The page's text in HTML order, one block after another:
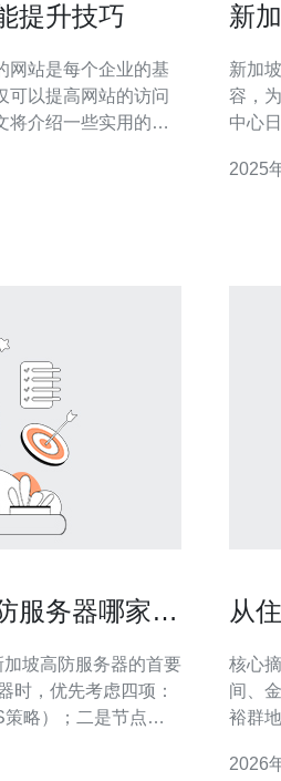
提升技巧
网站是每个企业的基
可以提高网站的访问
将介绍一些实用的性
新
新加
容，
中心
的设
2025
服务器哪家好
坡高防服务器的首要
时，优先考虑四项：
略）；二是节点分
（能否快速响应攻
从
核心
间、
裕群
本。
2026